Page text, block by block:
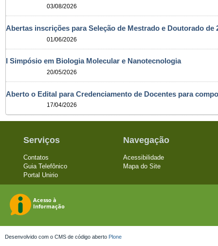
03/08/2026
Abertas inscrições para Seleção de Mestrado e Doutorado de
01/06/2026
I Simpósio em Biologia Molecular e Nanotecnologia
20/05/2026
Aberto o Edital para Credenciamento de Docentes para
17/04/2026
Serviços
Contatos
Guia Telefônico
Portal Unirio
Navegação
Acessibilidade
Mapa do Site
Desenvolvido com o CMS de código aberto Plone